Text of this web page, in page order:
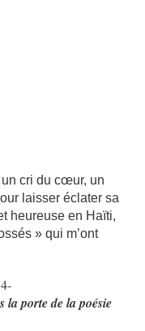
cri du cœur, un
laisser éclater sa
heureuse en Haïti,
» qui m’ont
porte de la poésie